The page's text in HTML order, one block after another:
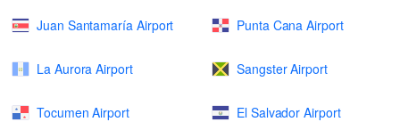
Juan Santamaría Airport Punta Cana Airport
La Aurora Airport Sangster Airport
Tocumen Airport El Salvador Airport